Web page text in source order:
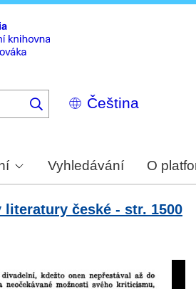
Select
your
Vyhledávání O
literatury české - str. 1500